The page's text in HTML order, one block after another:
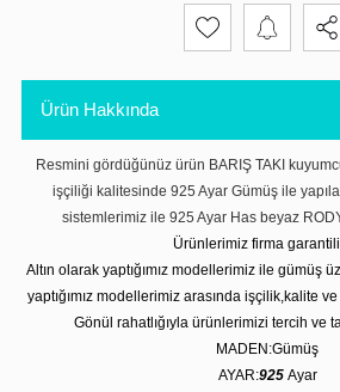
Ürün Hakkında
Resmini gördüğünüz ürün BARIŞ TAKI
işçiliği kalitesinde 925 Ayar Gümüş ile
sistemlerimiz ile 925 Ayar Has beyaz
Ürünlerimiz firma
Altın olarak yaptığımız modellerimiz ile gümüş
yaptığımız modellerimiz arasında işçilik,kalite
Gönül rahatlığıyla ürünlerimizi tercih ve
MADEN:Gümüş
AYAR:925 Ayar